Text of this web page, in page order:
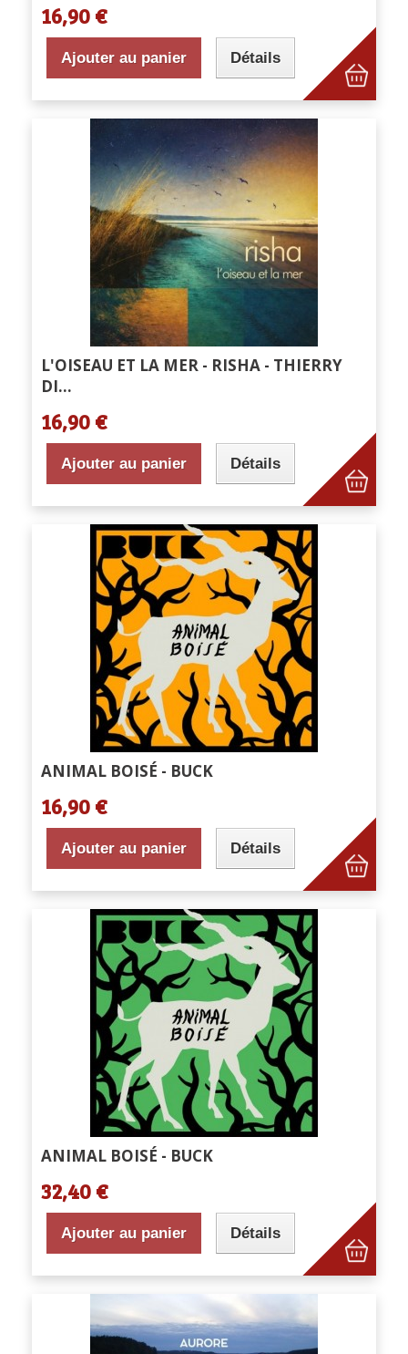
16,90 €
Ajouter au panier Détails
L'OISEAU ET LA MER - RISHA - THIERRY
DI...
16,90 €
Ajouter au panier Détails
ANIMAL BOISÉ - BUCK
16,90 €
Ajouter au panier Détails
ANIMAL BOISÉ - BUCK
32,40 €
Ajouter au panier Détails